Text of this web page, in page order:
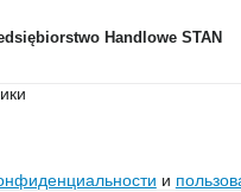
Handlowe STAN
и